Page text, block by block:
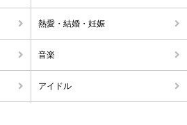
熱愛・結婚・妊娠
音楽
アイドル